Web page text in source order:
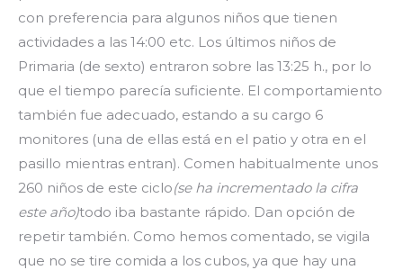
con preferencia para algunos niños que tienen
actividades a las 14:00 etc. Los últimos niños de
Primaria (de sexto) entraron sobre las 13:25 h., por lo
que el tiempo parecía suficiente. El comportamiento
también fue adecuado, estando a su cargo 6
monitores (una de ellas está en el patio y otra en el
pasillo mientras entran). Comen habitualmente unos
260 niños de este ciclo(se ha incrementado la cifra
este año)todo iba bastante rápido. Dan opción de
repetir también. Como hemos comentado, se vigila
que no se tire comida a los cubos, ya que hay una